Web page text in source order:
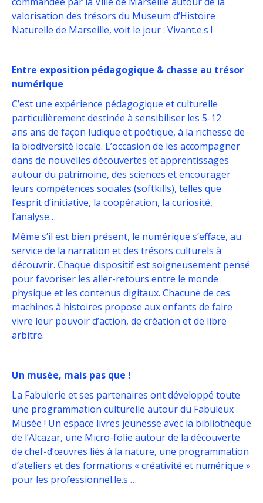
valorisation des trésors du Museum d’Histoire
Naturelle de Marseille, voit le jour : Vivant.e.s !
Entre exposition pédagogique & chasse au trésor
numérique
C’est une expérience pédagogique et culturelle
particulièrement destinée à sensibiliser les 5-12
ans ans de façon ludique et poétique, à la richesse de
la biodiversité locale. L’occasion de les accompagner
dans de nouvelles découvertes et apprentissages
autour du patrimoine, des sciences et encourager
leurs compétences sociales (softkills), telles que
l’esprit d’initiative, la coopération, la curiosité,
l’analyse…
Même s’il est bien présent, le numérique s’efface, au
service de la narration et des trésors culturels à
découvrir. Chaque dispositif est soigneusement pensé
pour favoriser les aller-retours entre le monde
physique et les contenus digitaux. Chacune de ces
machines à histoires propose aux enfants de faire
vivre leur pouvoir d’action, de création et de libre
arbitre.
Un musée, mais pas que !
La Fabulerie et ses partenaires ont développé toute
une programmation culturelle autour du Fabuleux
Musée ! Un espace livres jeunesse avec la bibliothèque
de l’Alcazar, une Micro-folie autour de la découverte
de chef-d’œuvres liés à la nature, une programmation
d’ateliers et des formations « créativité et numérique »
pour les professionnel.le.s …